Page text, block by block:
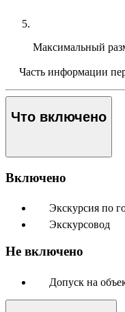
Максимальный
Часть информации
Что включено
Включено
Экскурсия по
Экскурсовод
Не включено
Допуск на